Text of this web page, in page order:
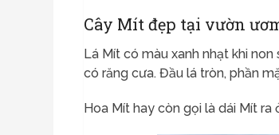
Cây Mít đẹp tại vườn
Lá Mít có màu xanh nhạt khi
có răng cưa. Đầu lá tròn, phần
Hoa Mít hay còn gọi là dái Mít ra